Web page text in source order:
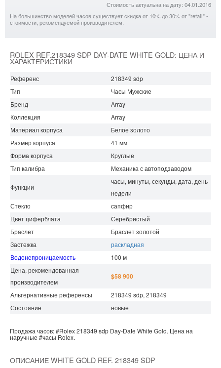
Стоимость актуальна на дату: 04.01.2016
На большинство моделей часов существует скидка от 10% до 30% от "retail" -
стоимости, рекомендуемой производителем.
ROLEX REF.218349 SDP DAY-DATE WHITE GOLD: ЦЕНА И
ХАРАКТЕРИСТИКИ
Референс
218349 sdp
Тип
Часы Мужские
Бренд
Array
Коллекция
Array
Материал корпуса
Белое золото
Размер корпуса
41 мм
Форма корпуса
Круглые
Тип калибра
Механика с автоподзаводом
Функции
часы, минуты, секунды, дата, день
недели
Стекло
сапфир
Цвет циферблата
Серебристый
Браслет
Браслет золотой
Застежка
раскладная
Водонепроницаемость
100 м
Цена, рекомендованная
производителем
$58 900
Альтернативные референсы
218349 sdp, 218349
Состояние
новые
Продажа часов:#Rolex218349 sdp Day-Date White Gold. Цена на
наручные #часы Rolex.
ОПИСАНИЕ WHITE GOLD REF. 218349 SDP